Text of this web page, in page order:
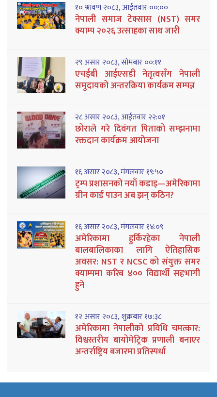
१० श्रावण २०८३, आईतवार ००:००
नेपाली समाज टेक्सास (NST) समर
क्याम्प २०२६ उत्साहका साथ जारी
२९ असार २०८३, सोमबार ००:११
एचईबी आईएसडी नेतृत्वसँग नेपाली
समुदायको अन्तरक्रिया कार्यक्रम सम्पन्न
२८ असार २०८३, आईतवार २२:०१
छोराले गरे दिवंगत पिताको सम्झनामा
रक्तदान कार्यक्रम आयोजना
१६ असार २०८३, मंगलवार १९:५०
ट्रम्प प्रशासनको नयाँ कडाइ—अमेरिकामा
ग्रीन कार्ड पाउन अब झन् कठिन?
१६ असार २०८३, मंगलवार १४:०९
अमेरिकामा हुर्किरहेका नेपाली
बालबालिकाका लागि ऐतिहासिक
अवसर: NST र NCSC को संयुक्त समर
क्याम्पमा करिब ४०० विद्यार्थी सहभागी
हुने
१२ असार २०८३, शुक्रबार १७:३८
अमेरिकामा नेपालीको प्रविधि चमत्कार:
विश्वस्तरीय बायोमेट्रिक प्रणाली बनाएर
अन्तर्राष्ट्रिय बजारमा प्रतिस्पर्धा